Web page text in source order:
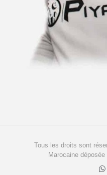
Tous les droits sont
Marocaine